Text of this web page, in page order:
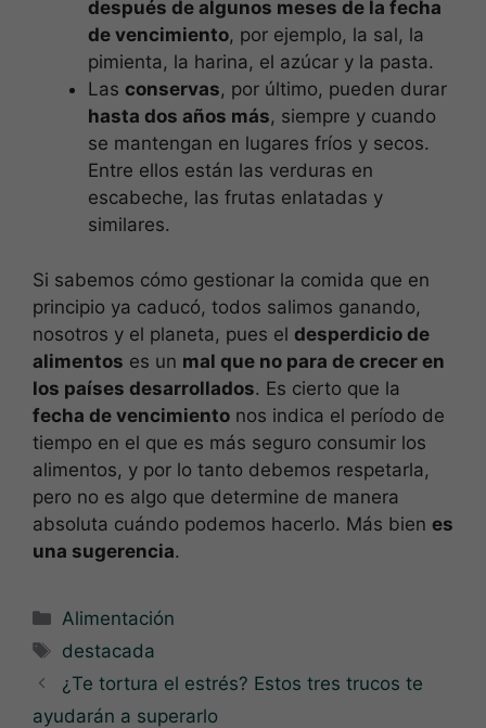
después de algunos meses de la fecha
de vencimiento, por ejemplo, la sal, la
pimienta, la harina, el azúcar y la pasta.
Las conservas, por último, pueden durar
hasta dos años más, siempre y cuando
se mantengan en lugares fríos y secos.
Entre ellos están las verduras en
escabeche, las frutas enlatadas y
similares.
Si sabemos cómo gestionar la comida que en
principio ya caducó, todos salimos ganando,
nosotros y el planeta, pues el desperdicio de
alimentos es un mal que no para de crecer en
los países desarrollados. Es cierto que la
fecha de vencimiento nos indica el período de
tiempo en el que es más seguro consumir los
alimentos, y por lo tanto debemos respetarla,
pero no es algo que determine de manera
absoluta cuándo podemos hacerlo. Más bien es
una sugerencia.
Categorías
Alimentación
Etiquetas
destacada
¿Te tortura el estrés? Estos tres trucos te
ayudarán a superarlo